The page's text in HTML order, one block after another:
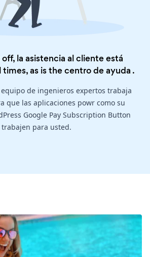
la asistencia al cliente está
as is thecentro de ayuda .
de ingenieros expertos trabaja
que las aplicaciones powr como su
Google Pay Subscription Button
trabajen para usted.